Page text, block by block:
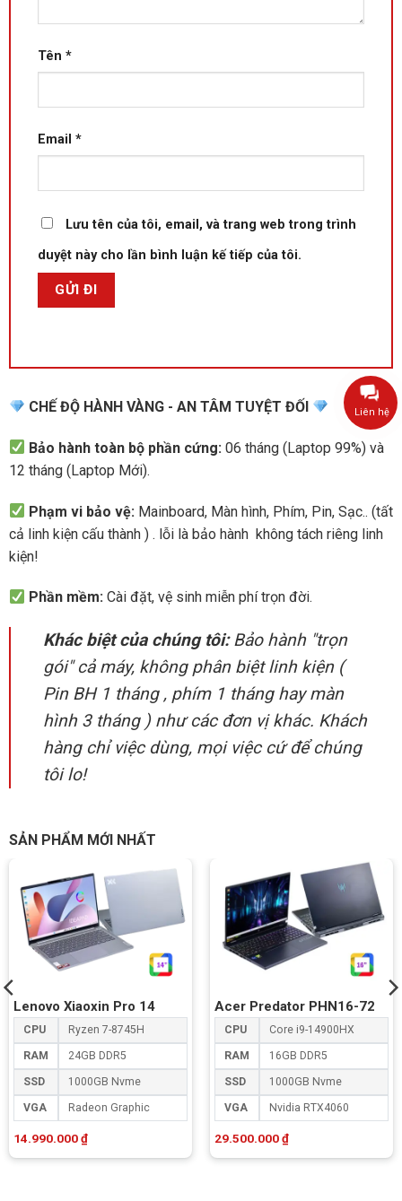
Tên *
Email *
Lưu tên của tôi, email, và trang web trong trình
duyệt này cho lần bình luận kế tiếp của tôi.
CHẾ ĐỘ HÀNH VÀNG - AN TÂM TUYỆT ĐỐI
Bảo hành toàn bộ phần cứng: 06 tháng (Laptop 99%) và
12 tháng (Laptop Mới).
Phạm vi bảo vệ: Mainboard, Màn hình, Phím, Pin, Sạc.. (tất
cả linh kiện cấu thành ) . lỗi là bảo hành không tách riêng linh
kiện!
Phần mềm: Cài đặt, vệ sinh miễn phí trọn đời.
Khác biệt của chúng tôi:Bảo hành "trọn
gói" cả máy, không phân biệt linh kiện (
Pin BH 1 tháng , phím 1 tháng hay màn
hình 3 tháng ) như các đơn vị khác. Khách
hàng chỉ việc dùng, mọi việc cứ để chúng
tôi lo!
SẢN PHẨM MỚI NHẤT
Lenovo Xiaoxin Pro 14
CPU Ryzen 7-8745H
RAM 24GB DDR5
SSD 1000GB Nvme
VGA Radeon Graphic
14.990.000₫
Acer Predator PHN16-72
CPU Core i9-14900HX
RAM 16GB DDR5
SSD 1000GB Nvme
VGA Nvidia RTX4060
29.500.000₫
Liên hệ